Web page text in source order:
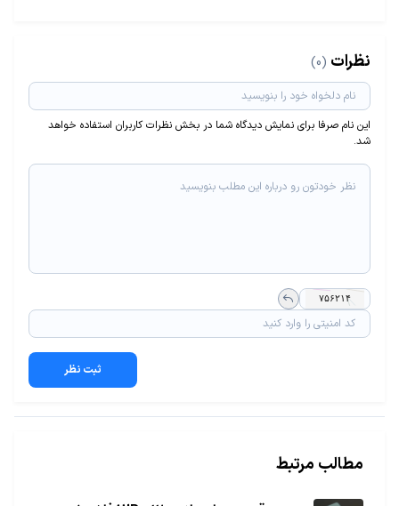
نظرات (0)
این نام صرفا برای نمایش دیدگاه شما در بخش نظرات کاربران استفاده خواهد
شد.
ثبت نظر
مطالب مرتبط